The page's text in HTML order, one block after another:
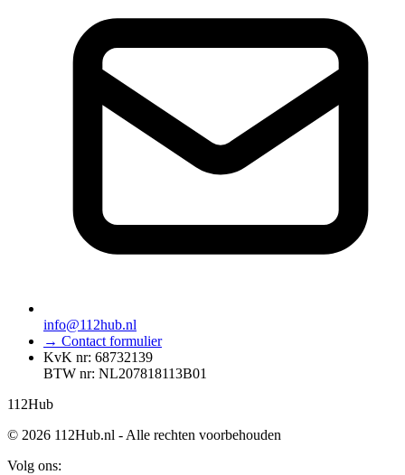
info@112hub.nl
→ Contact formulier
KvK nr: 68732139
BTW nr: NL207818113B01
112Hub
© 2026 112Hub.nl - Alle rechten voorbehouden
Volg ons: